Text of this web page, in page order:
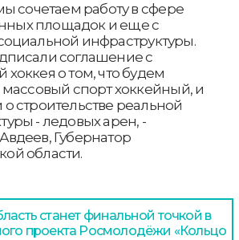
сочетаем работу в сфере
площадок и еще с
инфраструктуры.
соглашение с
о том, что будем
массовый спорт хоккейный, и
строительстве реальной
- ледовых арен, -
Губернатор
области.
станет финальной точкой в
проекта Росмолодёжи «Кольцо